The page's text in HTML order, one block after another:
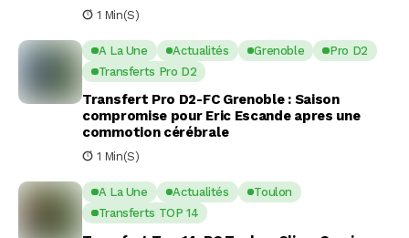
1 Min(s)
A La Une Actualités Grenoble
Pro D2
Transferts Pro D2
Transfert Pro D2-FC Grenoble : Saison
compromise pour Eric Escande apres une
commotion cérébrale
1 Min(s)
A La Une Actualités
Toulon
Transferts TOP 14